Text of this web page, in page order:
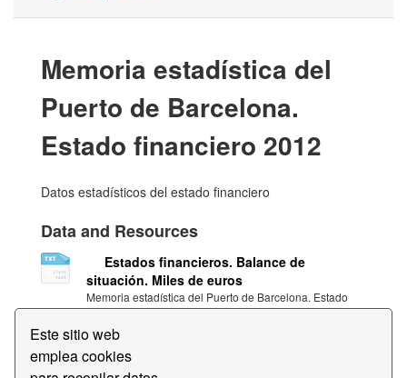
Este sitio web
emplea cookies
Memoria estadística del
Puerto de Barcelona.
Estado financiero 2012
Datos estadísticos del estado financiero
Data and Resources
Estados financieros. Balance de
situación. Miles de euros
Memoria estadística del Puerto de Barcelona. Estado
financiero 2012. Balance de situación en miles de euros
Estados financieros. Cuenta de pérdidas
y ganancias. Miles de euros